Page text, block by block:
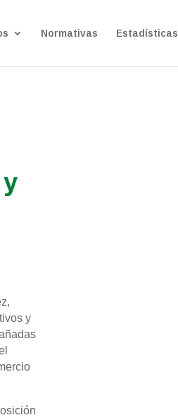
Normativas Estadísticas
y